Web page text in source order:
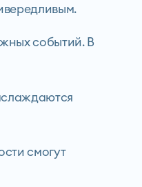
событий. В
смогут